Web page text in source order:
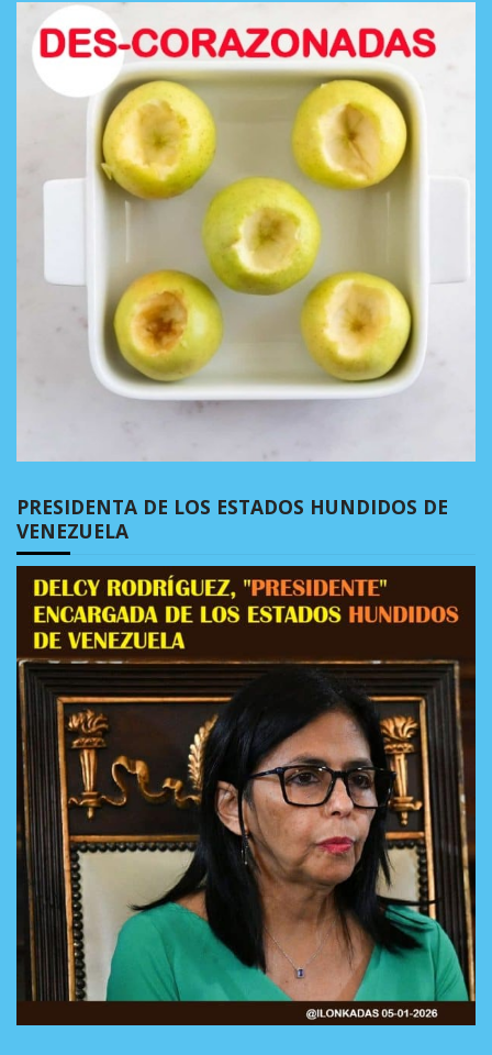
PRESIDENTA DE LOS ESTADOS HUNDIDOS DE
VENEZUELA